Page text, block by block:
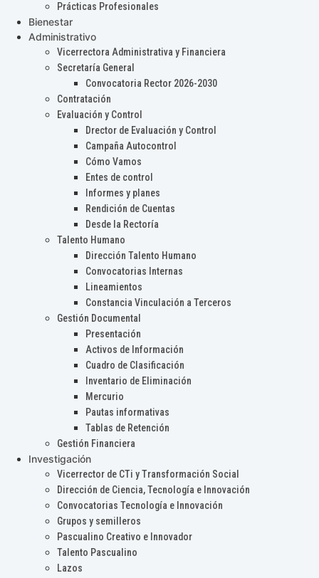
Prácticas Profesionales
Bienestar
Administrativo
Vicerrectora Administrativa y Financiera
Secretaría General
Convocatoria Rector 2026-2030
Contratación
Evaluación y Control
Drector de Evaluación y Control
Campaña Autocontrol
Cómo Vamos
Entes de control
Informes y planes
Rendición de Cuentas
Desde la Rectoría
Talento Humano
Dirección Talento Humano
Convocatorias Internas
Lineamientos
Constancia Vinculación a Terceros
Gestión Documental
Presentación
Activos de Información
Cuadro de Clasificación
Inventario de Eliminación
Mercurio
Pautas informativas
Tablas de Retención
Gestión Financiera
Investigación
Vicerrector de CTi y Transformación Social
Dirección de Ciencia, Tecnología e Innovación
Convocatorias Tecnología e Innovación
Grupos y semilleros
Pascualino Creativo e Innovador
Talento Pascualino
Lazos